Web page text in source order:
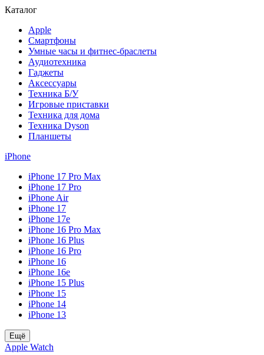
Каталог
Apple
Смартфоны
Умные часы и фитнес-браслеты
Аудиотехника
Гаджеты
Аксессуары
Техника Б/У
Игровые приставки
Техника для дома
Техника Dyson
Планшеты
iPhone
iPhone 17 Pro Max
iPhone 17 Pro
iPhone Air
iPhone 17
iPhone 17e
iPhone 16 Pro Max
iPhone 16 Plus
iPhone 16 Pro
iPhone 16
iPhone 16e
iPhone 15 Plus
iPhone 15
iPhone 14
iPhone 13
Ещё
Apple Watch